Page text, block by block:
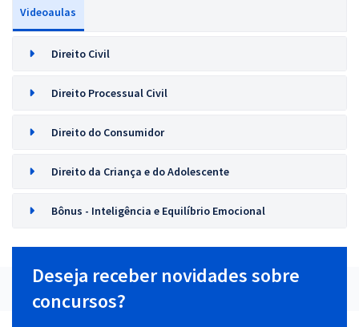
Videoaulas
Direito Civil
Direito Processual Civil
Direito do Consumidor
Direito da Criança e do Adolescente
Bônus - Inteligência e Equilíbrio Emocional
Deseja receber novidades sobre
concursos?